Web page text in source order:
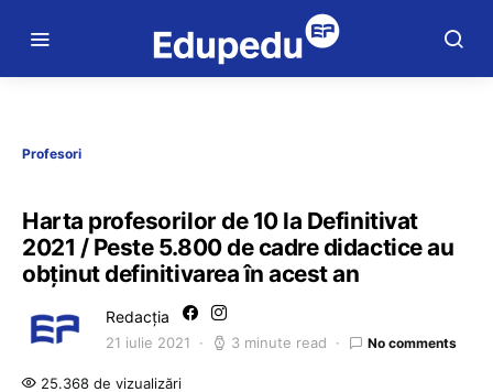
Profesori
Harta profesorilor de 10 la Definitivat
2021 / Peste 5.800 de cadre didactice au
obținut definitivarea în acest an
Redacția
21 iulie 2021 3 minute read No comments
25.368 de vizualizări